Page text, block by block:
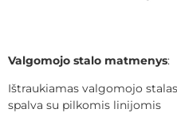
Valgomojo stalo matmenys:
Ištraukiamas valgomojo
spalva su pilkomis linijomis